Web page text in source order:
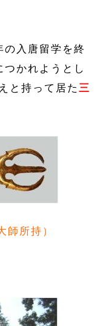
入唐留学を終
つかれようとし
と持って居た 三
師所持）